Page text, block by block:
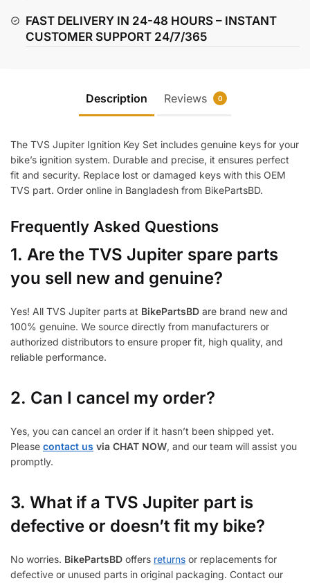
FAST DELIVERY IN 24-48 HOURS – INSTANT
CUSTOMER SUPPORT 24/7/365
Description Reviews 0
The TVS Jupiter Ignition Key Set includes genuine keys for your
bike’s ignition system. Durable and precise, it ensures perfect
fit and security. Replace lost or damaged keys with this OEM
TVS part. Order online in Bangladesh from BikePartsBD.
Frequently Asked Questions
1. Are the TVS Jupiter spare parts
you sell new and genuine?
Yes! All TVS Jupiter parts at BikePartsBD are brand new and
100% genuine. We source directly from manufacturers or
authorized distributors to ensure proper fit, high quality, and
reliable performance.
2. Can I cancel my order?
Yes, you can cancel an order if it hasn’t been shipped yet.
Please contact us via CHAT NOW, and our team will assist you
promptly.
3. What if a TVS Jupiter part is
defective or doesn’t fit my bike?
No worries. BikePartsBD offers returns or replacements for
defective or unused parts in original packaging. Contact our